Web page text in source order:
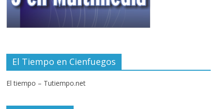
El Tiempo en Cienfuegos
El tiempo – Tutiempo.net